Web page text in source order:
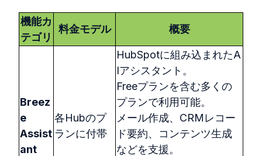
機能カ
テゴリ
料金モデル 概要
Breez
e
Assist
ant
各Hubのプ
ランに付帯
HubSpotに組み込まれたA
Iアシスタント。
Freeプランを含む多くの
プランで利用可能。
メール作成、CRMレコー
ド要約、コンテンツ生成
などを支援。